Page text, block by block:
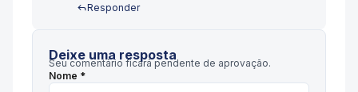
Responder
Deixe uma resposta
Seu comentário ficará pendente de aprovação.
Nome *